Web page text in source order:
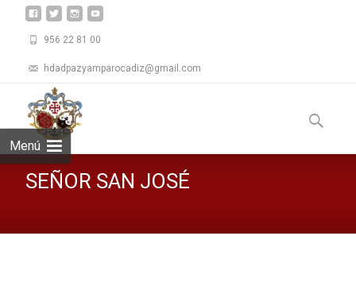
956 22 81 00
hdadpazyamparocadiz@gmail.com
Menú
alBuscar:
SEÑOR SAN JOSÉ